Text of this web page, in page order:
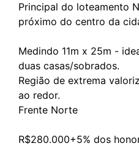
Principal do loteamento
próximo do centro da
Medindo 11m x 25m -
duas casas/sobrados.
Região de extrema
ao redor.
Frente Norte
R$280.000+5% dos